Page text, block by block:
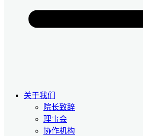
关于我们
院长致辞
理事会
协作机构